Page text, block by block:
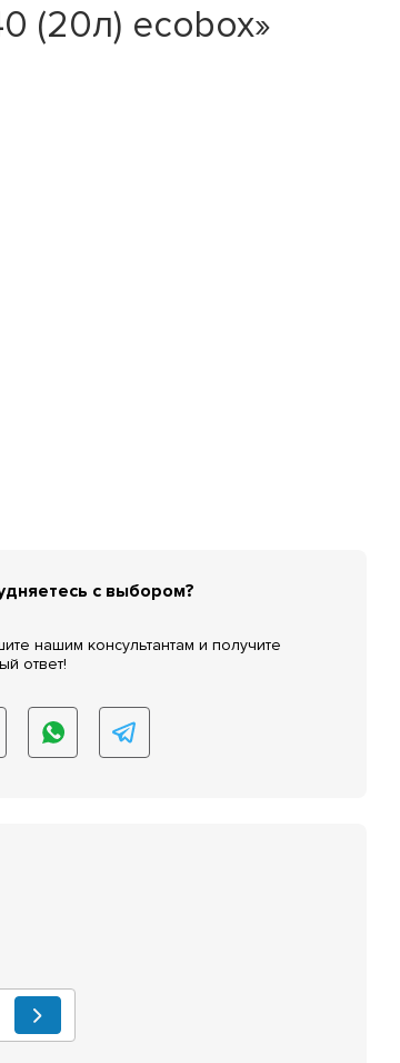
(20л) ecobox»
с выбором?
нашим консультантам и получите
ответ!